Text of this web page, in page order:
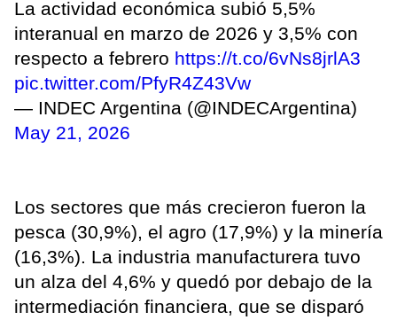
La actividad económica subió 5,5%
interanual en marzo de 2026 y 3,5% con
respecto a febrero https://t.co/6vNs8jrlA3
pic.twitter.com/PfyR4Z43Vw
— INDEC Argentina (@INDECArgentina)
May 21, 2026
Los sectores que más crecieron fueron la
pesca (30,9%), el agro (17,9%) y la minería
(16,3%). La industria manufacturera tuvo
un alza del 4,6% y quedó por debajo de la
intermediación financiera, que se disparó